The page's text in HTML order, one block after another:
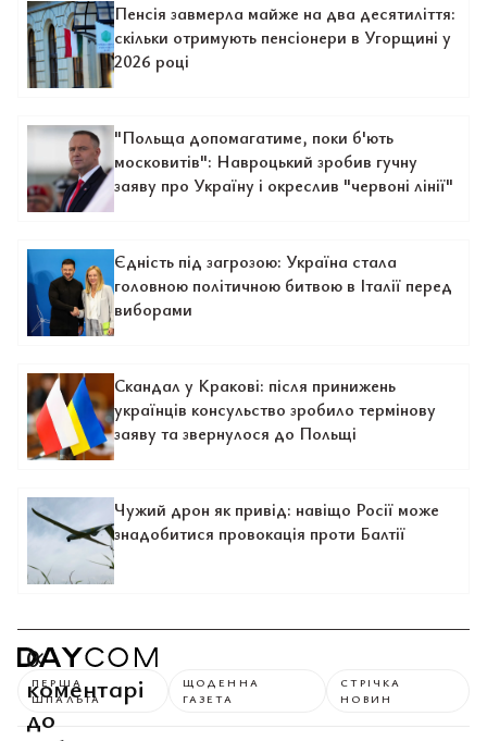
Пенсія завмерла майже на два десятиліття:
скільки отримують пенсіонери в Угорщині у
2026 році
"Польща допомагатиме, поки б'ють
московитів": Навроцький зробив гучну
заяву про Україну і окреслив "червоні лінії"
Єдність під загрозою: Україна стала
головною політичною битвою в Італії перед
виборами
Скандал у Кракові: після принижень
українців консульство зробило термінову
заяву та звернулося до Польщі
Чужий дрон як привід: навіщо Росії може
знадобитися провокація проти Балтії
0
коментарі
до
ПЕРША
ШПАЛЬТА
ЩОДЕННА
ГАЗЕТА
СТРІЧКА
НОВИН